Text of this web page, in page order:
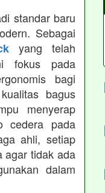
standar baru
Sebagai
yang telah
fokus pada
bagi
bagus
menyerap
cedera pada
ahli, setiap
agar tidak ada
dalam